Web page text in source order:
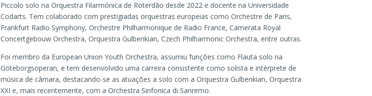
Piccolo solo na Orquestra Filarmónica de Roterdão desde 2022 e docente na Universidade
Codarts. Tem colaborado com prestigiadas orquestras europeias como Orchestre de Paris,
Frankfurt Radio Symphony, Orchestre Philharmonique de Radio France, Camerata Royal
Concertgebouw Orchestra, Orquestra Gulbenkian, Czech Philharmonic Orchestra, entre outras.
Foi membro da European Union Youth Orchestra, assumiu funções como Flauta solo na
Göteborgsoperan, e tem desenvolvido uma carreira consistente como solista e intérprete de
música de câmara, destacando-se as atuações a solo com a Orquestra Gulbenkian, Orquestra
XXI e, mais recentemente, com a Orchestra Sinfonica di Sanremo.